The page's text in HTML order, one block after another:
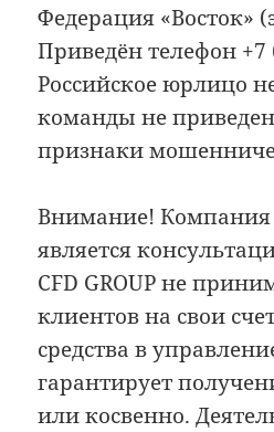
Федерация «Восток»
Приведён телефон +7
Российское юрлицо
команды не
признаки
Внимание! Компания
является
CFD GROUP не
клиентов на свои
средства в
гарантирует
или косвенно.